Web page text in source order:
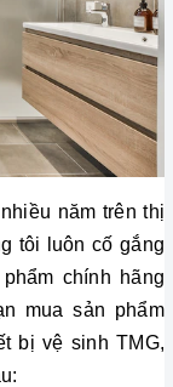
năm trên thị
tôi luôn cố gắng
chính hãng
mua sản phẩm
bị vệ sinh TMG,